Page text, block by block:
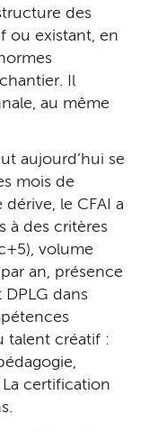
des
ou existant, en
Il
au même
aujourd’hui se
mois de
le CFAI a
à des critères
volume
an, présence
DPLG dans
talent créatif :
certification